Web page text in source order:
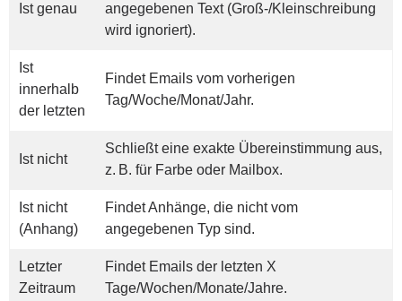
Ist genau
angegebenen Text (Groß-/Kleinschreibung
wird ignoriert).
Ist
innerhalb
der letzten
Findet Emails vom vorherigen
Tag/Woche/Monat/Jahr.
Ist nicht
Schließt eine exakte Übereinstimmung aus,
z. B. für Farbe oder Mailbox.
Ist nicht
(Anhang)
Findet Anhänge, die nicht vom
angegebenen Typ sind.
Letzter
Zeitraum
Findet Emails der letzten X
Tage/Wochen/Monate/Jahre.